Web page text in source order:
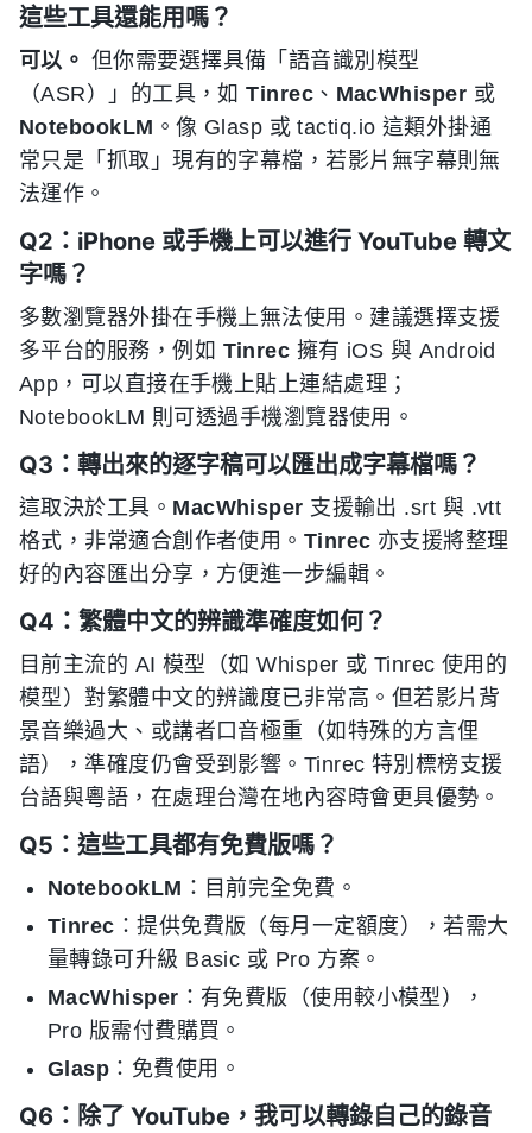
這些工具還能用嗎？
可以。 但你需要選擇具備「語音識別模型
（ASR）」的工具，如Tinrec 、 MacWhisper 或
NotebookLM 。像 Glasp 或 tactiq.io 這類外掛通
常只是「抓取」現有的字幕檔，若影片無字幕則無
法運作。
Q2：iPhone 或手機上可以進行 YouTube 轉文
字嗎？
多數瀏覽器外掛在手機上無法使用。建議選擇支援
多平台的服務，例如 Tinrec 擁有 iOS 與 Android
App，可以直接在手機上貼上連結處理；
NotebookLM 則可透過手機瀏覽器使用。
Q3：轉出來的逐字稿可以匯出成字幕檔嗎？
這取決於工具。 MacWhisper 支援輸出 .srt 與 .vtt
格式，非常適合創作者使用。 Tinrec 亦支援將整理
好的內容匯出分享，方便進一步編輯。
Q4：繁體中文的辨識準確度如何？
目前主流的 AI 模型（如 Whisper 或 Tinrec 使用的
模型）對繁體中文的辨識度已非常高。但若影片背
景音樂過大、或講者口音極重（如特殊的方言俚
語），準確度仍會受到影響。Tinrec 特別標榜支援
台語與粵語，在處理台灣在地內容時會更具優勢。
Q5：這些工具都有免費版嗎？
NotebookLM ：目前完全免費。
Tinrec ：提供免費版（每月一定額度），若需大
量轉錄可升級 Basic 或 Pro 方案。
MacWhisper ：有免費版（使用較小模型），
Pro 版需付費購買。
Glasp ：免費使用。
Q6：除了 YouTube，我可以轉錄自己的錄音